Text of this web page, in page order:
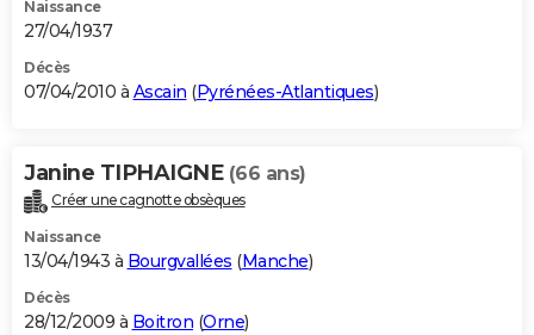
Naissance
27/04/1937
Décès
07/04/2010 à Ascain (Pyrénées-Atlantiques)
Janine TIPHAIGNE (66 ans)
Créer une cagnotte obsèques
Naissance
13/04/1943 à Bourgvallées (Manche)
Décès
28/12/2009 à Boitron (Orne)